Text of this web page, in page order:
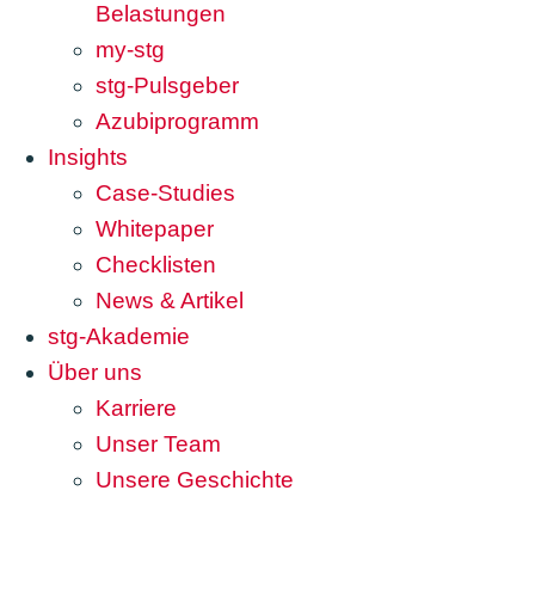
Belastungen
my-stg
stg-Pulsgeber
Azubiprogramm
Insights
Case-Studies
Whitepaper
Checklisten
News & Artikel
stg-Akademie
Über uns
Karriere
Unser Team
Unsere Geschichte